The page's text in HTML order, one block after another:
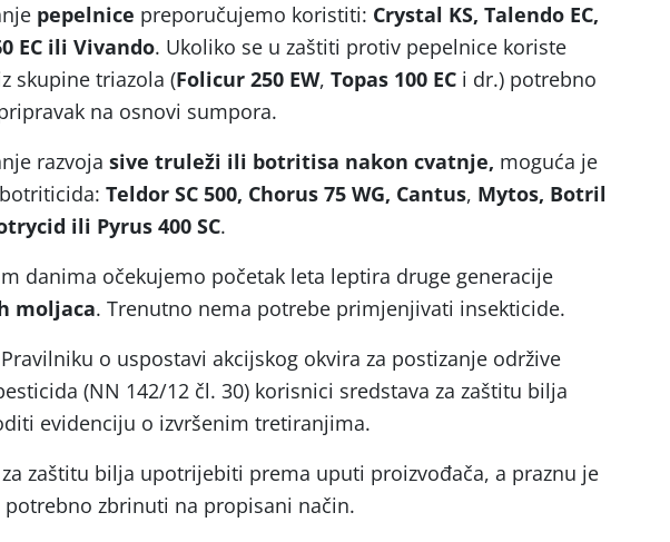
pepelnice preporučujemo koristiti: Crystal KS, Talendo EC,
EC ili Vivando. Ukoliko se u zaštiti protiv pepelnice koriste
skupine triazola (Folicur 250 EW, Topas 100 EC i dr.) potrebno
na osnovi sumpora.
razvoja sive truleži ili botritisa nakon cvatnje, moguća je
Teldor SC 500, Chorus 75 WG, Cantus, Mytos, Botril
ili Pyrus 400 SC.
danima očekujemo početak leta leptira druge generacije
moljaca. Trenutno nema potrebe primjenjivati insekticide.
o uspostavi akcijskog okvira za postizanje održive
(NN 142/12 čl. 30) korisnici sredstava za zaštitu bilja
evidenciju o izvršenim tretiranjima.
zaštitu bilja upotrijebiti prema uputi proizvođača, a praznu je
potrebno zbrinuti na propisani način.